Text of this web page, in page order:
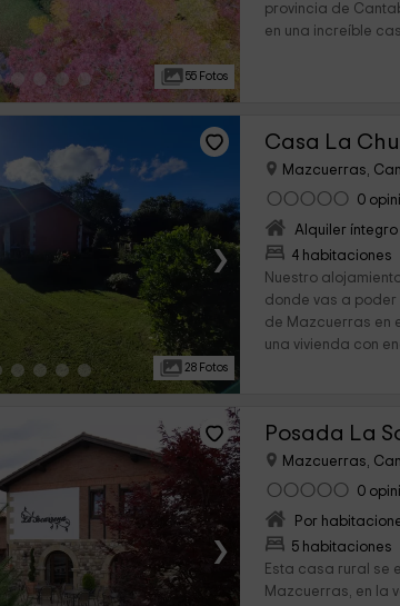
55 Fotos
provincia de
en una increíble
›
28 Fotos
Casa La
Mazcuerras,
0
Alquiler íntegro
4 habitaciones
Nuestro
donde vas a
de Mazcuerras en
una vivienda con
›
Posada La
Mazcuerras,
0
Por
5 habitaciones
Esta casa rural se
Mazcuerras, en la